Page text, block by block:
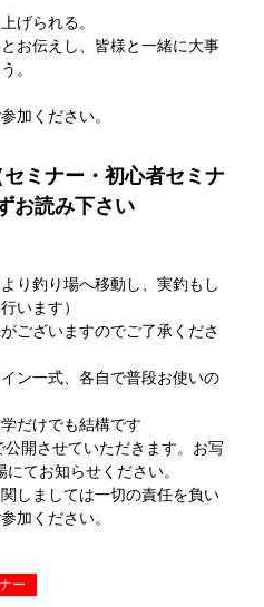
げられる。
お伝えし、皆様と一緒に大事
。
加ください。
ミナー・初心者セミナ
お読み下さい
り釣り場へ移動し、実釣もし
います）
ございますのでご了承くださ
ン一式、各自で普段お使いの
だけでも結構です
開させていただきます。お写
てお知らせください。
しましては一切の責任を負い
加ください。
ー